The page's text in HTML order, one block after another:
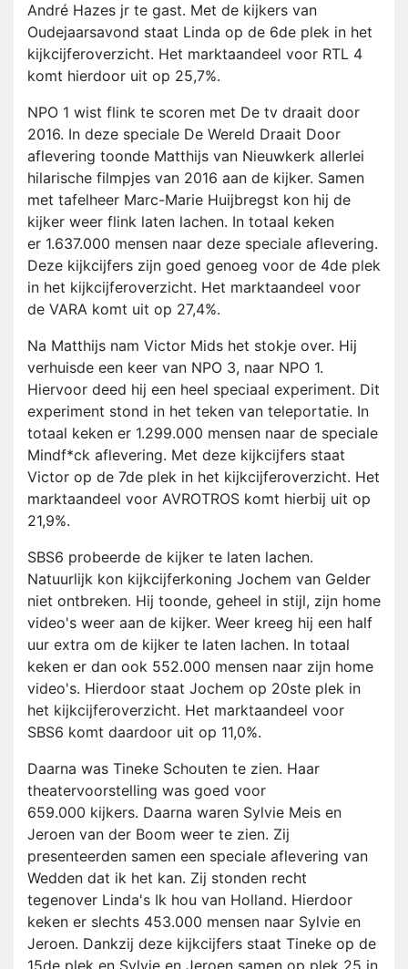
André Hazes jr te gast. Met de kijkers van
Oudejaarsavond staat Linda op de 6de plek in het
kijkcijferoverzicht. Het marktaandeel voor RTL 4
komt hierdoor uit op 25,7%.
NPO 1 wist flink te scoren met De tv draait door
2016. In deze speciale De Wereld Draait Door
aflevering toonde Matthijs van Nieuwkerk allerlei
hilarische filmpjes van 2016 aan de kijker. Samen
met tafelheer Marc-Marie Huijbregst kon hij de
kijker weer flink laten lachen. In totaal keken
er 1.637.000 mensen naar deze speciale aflevering.
Deze kijkcijfers zijn goed genoeg voor de 4de plek
in het kijkcijferoverzicht. Het marktaandeel voor
de VARA komt uit op 27,4%.
Na Matthijs nam Victor Mids het stokje over. Hij
verhuisde een keer van NPO 3, naar NPO 1.
Hiervoor deed hij een heel speciaal experiment. Dit
experiment stond in het teken van teleportatie. In
totaal keken er 1.299.000 mensen naar de speciale
Mindf*ck aflevering. Met deze kijkcijfers staat
Victor op de 7de plek in het kijkcijferoverzicht. Het
marktaandeel voor AVROTROS komt hierbij uit op
21,9%.
SBS6 probeerde de kijker te laten lachen.
Natuurlijk kon kijkcijferkoning Jochem van Gelder
niet ontbreken. Hij toonde, geheel in stijl, zijn home
video's weer aan de kijker. Weer kreeg hij een half
uur extra om de kijker te laten lachen. In totaal
keken er dan ook 552.000 mensen naar zijn home
video's. Hierdoor staat Jochem op 20ste plek in
het kijkcijferoverzicht. Het marktaandeel voor
SBS6 komt daardoor uit op 11,0%.
Daarna was Tineke Schouten te zien. Haar
theatervoorstelling was goed voor
659.000 kijkers. Daarna waren Sylvie Meis en
Jeroen van der Boom weer te zien. Zij
presenteerden samen een speciale aflevering van
Wedden dat ik het kan. Zij stonden recht
tegenover Linda's Ik hou van Holland. Hierdoor
keken er slechts 453.000 mensen naar Sylvie en
Jeroen. Dankzij deze kijkcijfers staat Tineke op de